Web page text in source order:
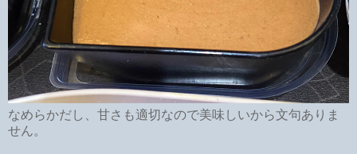
なめらかだし、甘さも適切なので美味しいから文句ありま
せん。